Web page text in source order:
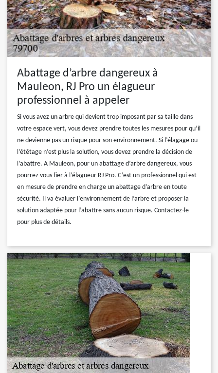
Abattage d’arbre dangereux à
Mauleon, RJ Pro un élagueur
professionnel à appeler
Si vous avez un arbre qui devient trop imposant par sa taille dans
votre espace vert, vous devez prendre toutes les mesures pour qu’il
ne devienne pas un risque pour son environnement. Si l’élagage ou
l’étêtage n’est plus la solution, vous devez prendre la décision de
l’abattre. A Mauleon, pour un abattage d’arbre dangereux, vous
pourrez vous fier à l’élagueur RJ Pro. C’est un professionnel qui est
en mesure de prendre en charge un abattage d’arbre en toute
sécurité. Il va évaluer l’environnement de l’arbre et proposer la
solution adaptée pour l’abattre sans aucun risque. Contactez-le
pour plus de détails.